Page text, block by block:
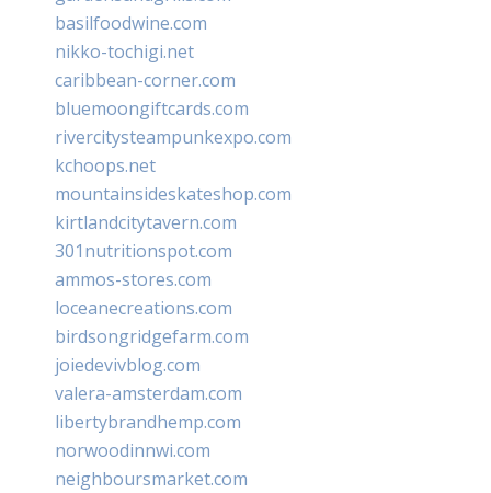
basilfoodwine.com
nikko-tochigi.net
caribbean-corner.com
bluemoongiftcards.com
rivercitysteampunkexpo.com
kchoops.net
mountainsideskateshop.com
kirtlandcitytavern.com
301nutritionspot.com
ammos-stores.com
loceanecreations.com
birdsongridgefarm.com
joiedevivblog.com
valera-amsterdam.com
libertybrandhemp.com
norwoodinnwi.com
neighboursmarket.com